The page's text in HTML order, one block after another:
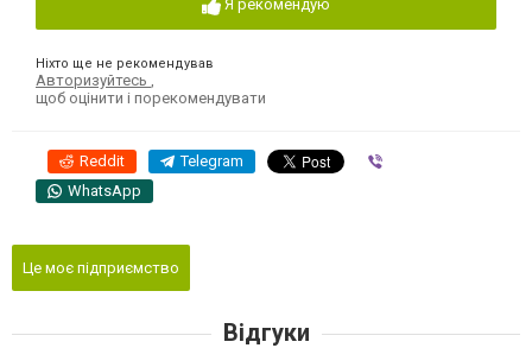
Я рекомендую
Ніхто ще не рекомендував
Авторизуйтесь
щоб оцінити і порекомендувати
Reddit Telegram
WhatsApp
Це моє підприємство
Відгуки